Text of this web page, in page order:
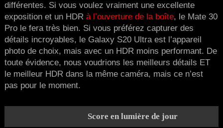
différentes. Si vous voulez vraiment une excellente
exposition et un HDR à l’ouverture de la boîte, le Mate 30
Pro le fera très bien. Si vous préférez capturer des
détails incroyables, le Galaxy S20 Ultra est l’appareil
photo de choix, mais avec un HDR moins performant. De
toute évidence, nous voudrions les meilleurs détails ET
le meilleur HDR dans la même caméra, mais ce n’est
pas pour le moment.
Score en lumière de jour